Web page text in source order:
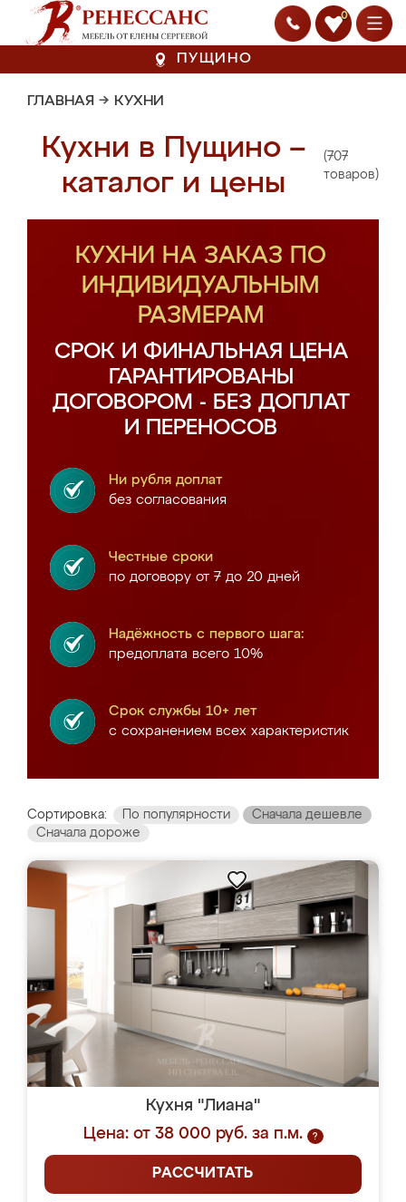
0
ПУЩИНО
ГЛАВНАЯ → КУХНИ
Кухни в Пущино –
каталог и цены
(707
товаров)
КУХНИ НА ЗАКАЗ ПО
ИНДИВИДУАЛЬНЫМ
РАЗМЕРАМ
СРОК И ФИНАЛЬНАЯ ЦЕНА
ГАРАНТИРОВАНЫ
ДОГОВОРОМ - БЕЗ ДОПЛАТ
И ПЕРЕНОСОВ
Ни рубля доплат
без согласования
Честные сроки
по договору от 7 до 20 дней
Надёжность с первого шага:
предоплата всего 10%
Срок службы 10+ лет
с сохранением всех характеристик
Сортировка: По популярности
Сначала дешевле
Сначала дороже
Кухня "Лиана"
Цена: от 38 000 руб. за п.м.
?
РАССЧИТАТЬ